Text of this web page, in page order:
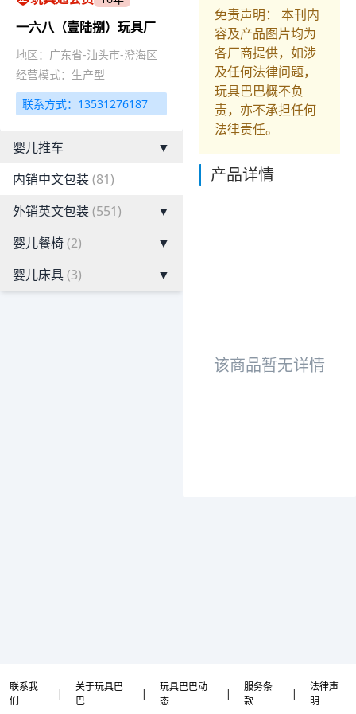
一六八（壹陆捌）玩具厂
地区：广东省-汕头市-澄海区
经营模式：生产型
联系方式：13531276187
婴儿推车
▼
内销中文包装(81)
外销英文包装(551)
▼
婴儿餐椅(2)
▼
婴儿床具(3) ▼
免责声明： 本刊内
容及产品图片均为
各厂商提供，如涉
及任何法律问题，
玩具巴巴概不负
责，亦不承担任何
法律责任。
产品详情
该商品暂无详情
联系我
们
|
关于玩具巴
巴
|
玩具巴巴动
态
|
服务条
款
|
法律声
明